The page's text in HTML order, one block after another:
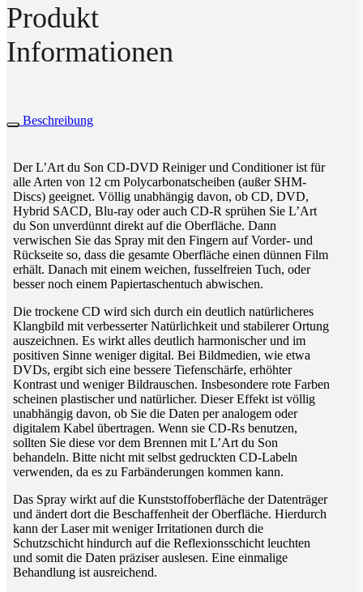
Produkt
Informationen
Beschreibung
Der L’Art du Son CD-DVD Reiniger und Conditioner ist für
alle Arten von 12 cm Polycarbonatscheiben (außer SHM-
Discs) geeignet. Völlig unabhängig davon, ob CD, DVD,
Hybrid SACD, Blu-ray oder auch CD-R sprühen Sie L’Art
du Son unverdünnt direkt auf die Oberfläche. Dann
verwischen Sie das Spray mit den Fingern auf Vorder- und
Rückseite so, dass die gesamte Oberfläche einen dünnen Film
erhält. Danach mit einem weichen, fusselfreien Tuch, oder
besser noch einem Papiertaschentuch abwischen.
Die trockene CD wird sich durch ein deutlich natürlicheres
Klangbild mit verbesserter Natürlichkeit und stabilerer Ortung
auszeichnen. Es wirkt alles deutlich harmonischer und im
positiven Sinne weniger digital. Bei Bildmedien, wie etwa
DVDs, ergibt sich eine bessere Tiefenschärfe, erhöhter
Kontrast und weniger Bildrauschen. Insbesondere rote Farben
scheinen plastischer und natürlicher. Dieser Effekt ist völlig
unabhängig davon, ob Sie die Daten per analogem oder
digitalem Kabel übertragen. Wenn sie CD-Rs benutzen,
sollten Sie diese vor dem Brennen mit L’Art du Son
behandeln. Bitte nicht mit selbst gedruckten CD-Labeln
verwenden, da es zu Farbänderungen kommen kann.
Das Spray wirkt auf die Kunststoffoberfläche der Datenträger
und ändert dort die Beschaffenheit der Oberfläche. Hierdurch
kann der Laser mit weniger Irritationen durch die
Schutzschicht hindurch auf die Reflexionsschicht leuchten
und somit die Daten präziser auslesen. Eine einmalige
Behandlung ist ausreichend.